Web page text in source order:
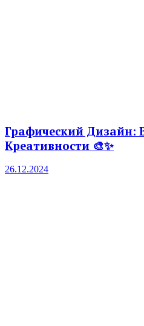
Графический Дизайн:
Креативности 🎨✨
26.12.2024